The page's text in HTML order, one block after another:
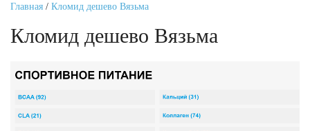
Главная / Кломид дешево Вязьма
Кломид дешево Вязьма